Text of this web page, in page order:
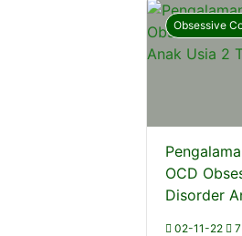
Obsessive
OCD
Disorder
02-11-22